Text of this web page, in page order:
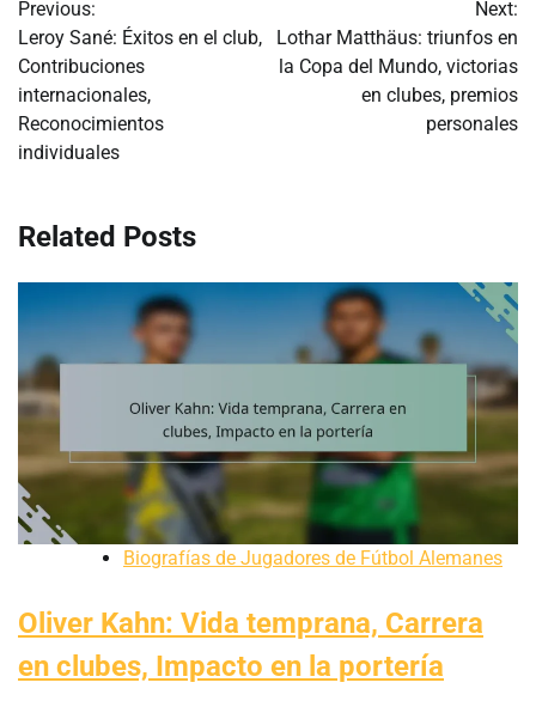
navigation
Previous:
Leroy Sané: Éxitos en el club,
Contribuciones
internacionales,
Reconocimientos
individuales
Next:
Lothar Matthäus: triunfos en
la Copa del Mundo, victorias
en clubes, premios
personales
Related Posts
Biografías de Jugadores de Fútbol Alemanes
Oliver Kahn: Vida temprana, Carrera
en clubes, Impacto en la portería